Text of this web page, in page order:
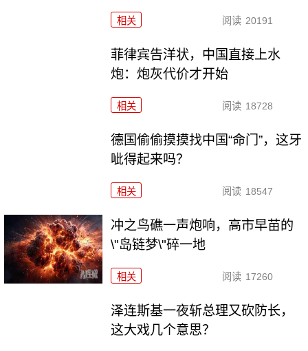
相关 阅读 20191
菲律宾告洋状，中国直接上水
炮：炮灰代价才开始
相关 阅读 18728
德国偷偷摸摸找中国“命门”，这牙
呲得起来吗？
相关 阅读 18547
冲之鸟礁一声炮响，高市早苗的
\"岛链梦\"碎一地
相关 阅读 17260
泽连斯基一夜斩总理又砍防长，
这大戏几个意思？